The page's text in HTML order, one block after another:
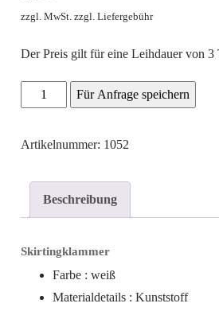
zzgl. MwSt. zzgl. Liefergebühr
Der Preis gilt für eine Leihdauer von 3
SkirtingklammerFür Anfrage speichern
Artikelnummer: 1052
Beschreibung
Skirtingklammer
Farbe : weiß
Materialdetails : Kunststoff